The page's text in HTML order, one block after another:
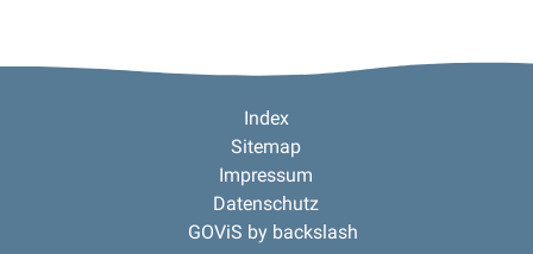
Index
Sitemap
Impressum
Datenschutz
GOViS by backslash